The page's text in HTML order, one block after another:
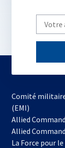
Write
your
email
Comité
(EMI)
Allied
Allied
La Force pour